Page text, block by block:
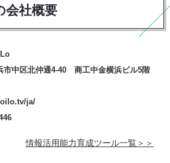
会社概要
市中区北仲通4-40 商工中金横浜ビル5階
ja/
情報活用能力育成ツール一覧＞＞